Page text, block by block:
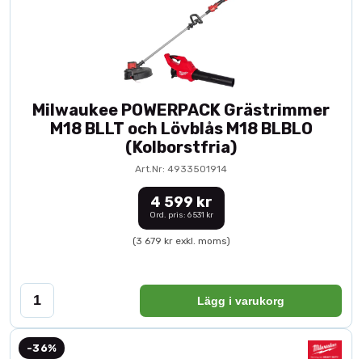
Milwaukee POWERPACK Grästrimmer
M18 BLLT och Lövblås M18 BLBLO
(Kolborstfria)
Art.Nr: 4933501914
4 599 kr
Ord. pris: 6 531 kr
(3 679 kr exkl. moms)
Lägg i varukorg
-36%